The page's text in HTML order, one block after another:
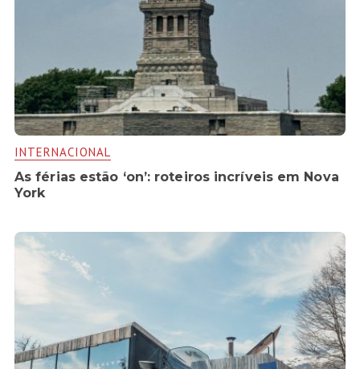
INTERNACIONAL
As férias estão ‘on’: roteiros incríveis em Nova
York